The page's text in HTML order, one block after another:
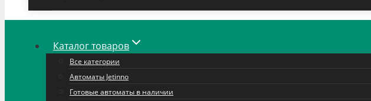
Каталог товаров
Все категории
Автоматы Jetinno
Готовые автоматы в наличии